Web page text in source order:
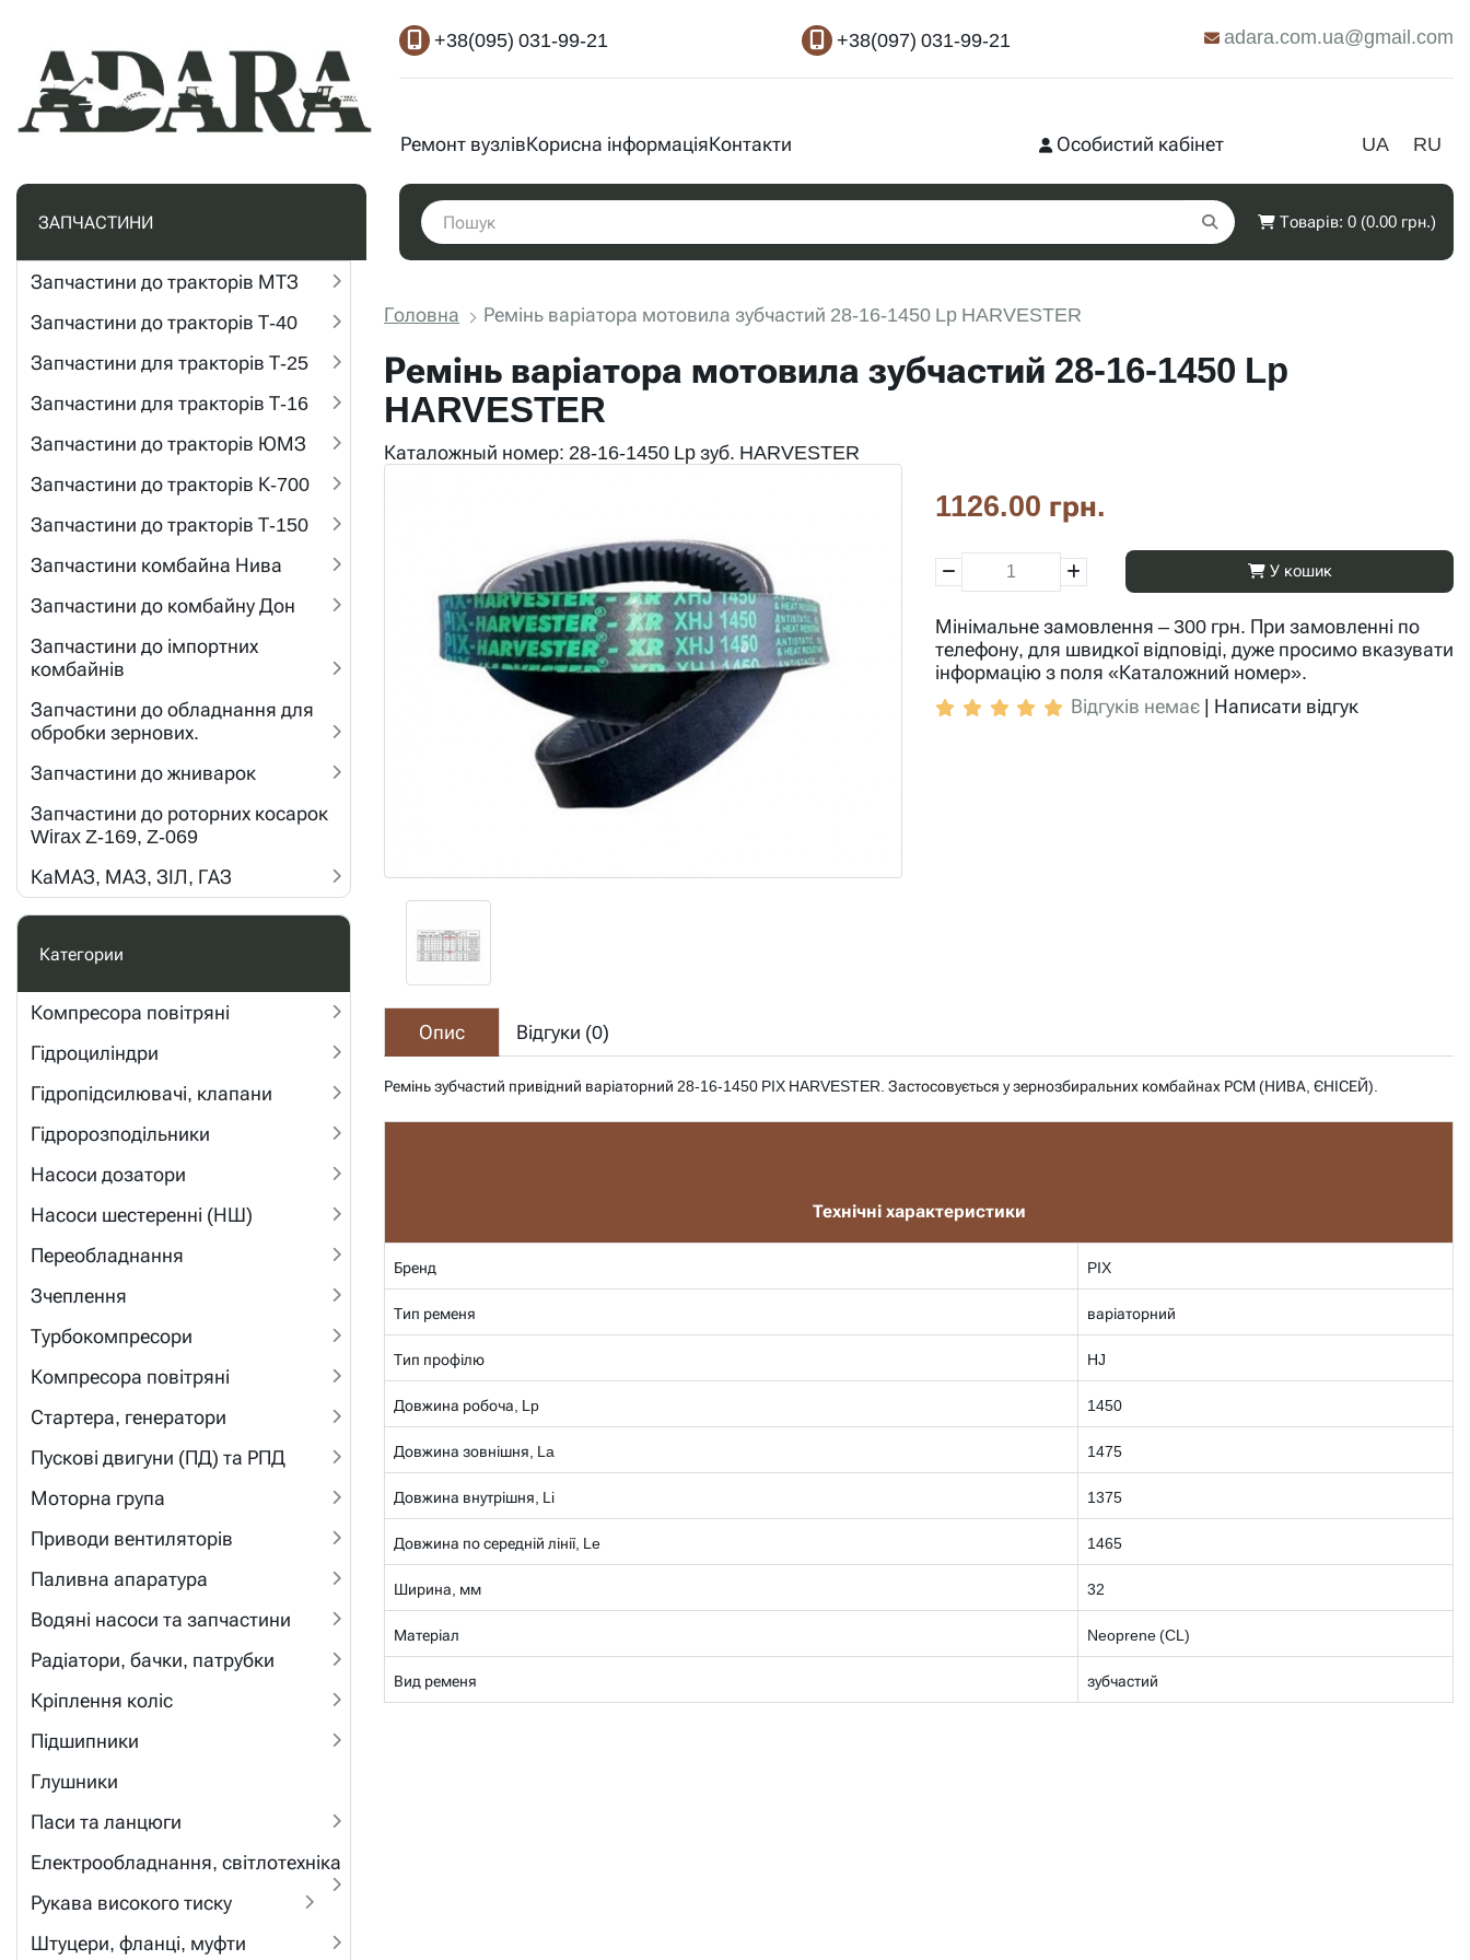
+38(095) 031-99-21 +38(097) 031-99-21 adara.com.ua@gmail.com
Ремонт вузлівКорисна інформаціяКонтакти UA RU
Особистий кабінет
ЗАПЧАСТИНИ Товарів: 0 (0.00 грн.)
Запчастини до тракторів МТЗ
Запчастини до тракторів Т-40
Запчастини для тракторів Т-25
Запчастини для тракторів Т-16
Запчастини до тракторів ЮМЗ
Запчастини до тракторів К-700
Запчастини до тракторів Т-150
Запчастини комбайна Нива
Запчастини до комбайну Дон
Запчастини до імпортних
комбайнів
Запчастини до обладнання для
обробки зернових.
Запчастини до жниварок
Запчастини до роторних косарок
Wirax Z-169, Z-069
КаМАЗ, МАЗ, ЗІЛ, ГАЗ
Категории
Компресора повітряні
Гідроциліндри
Гідропідсилювачі, клапани
Гідророзподільники
Насоси дозатори
Насоси шестеренні (НШ)
Переобладнання
Зчеплення
Турбокомпресори
Компресора повітряні
Стартера, генератори
Пускові двигуни (ПД) та РПД
Моторна група
Приводи вентиляторів
Паливна апаратура
Водяні насоси та запчастини
Радіатори, бачки, патрубки
Кріплення коліс
Підшипники
Глушники
Паси та ланцюги
Електрообладнання, світлотехніка
Рукава високого тиску
Штуцери, фланці, муфти
Головна Ремінь варіатора мотовила зубчастий 28-16-1450 Lp HARVESTER
Ремінь варіатора мотовила зубчастий 28-16-1450 Lp
HARVESTER
Каталожный номер: 28-16-1450 Lp зуб. HARVESTER
1126.00 грн.
У кошик
Мінімальне замовлення – 300 грн. При замовленні по
телефону, для швидкої відповіді, дуже просимо вказувати
інформацію з поля «Каталожний номер».
Відгуків немає | Написати відгук
Опис Відгуки (0)
Ремінь зубчастий привідний варіаторний 28-16-1450 PIX HARVESTER. Застосовується у зернозбиральних комбайнах РСМ (НИВА, ЄНІСЕЙ).
Технічні характеристики
Бренд PIX
Тип ременя варіаторний
Тип профілю HJ
Довжина робоча, Lp 1450
Довжина зовнішня, La 1475
Довжина внутрішня, Li 1375
Довжина по середній лінії, Le 1465
Ширина, мм 32
Матеріал Neoprene (CL)
Вид ременя зубчастий